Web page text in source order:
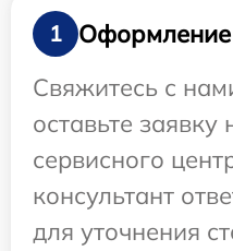
1
Оформление
Свяжитесь с
оставьте заявку
сервисного
консультант
для уточнения